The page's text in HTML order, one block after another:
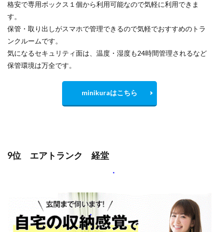
格安で専用ボックス１個から利用可能なので気軽に利用できま
す。
保管・取り出しがスマホで管理できるので気軽でおすすめのトラ
ンクルームです。
気になるセキュリティ面は、温度・湿度も24時間管理されるなど
保管環境は万全です。
minikuraはこちら
9位 エアトランク 経堂